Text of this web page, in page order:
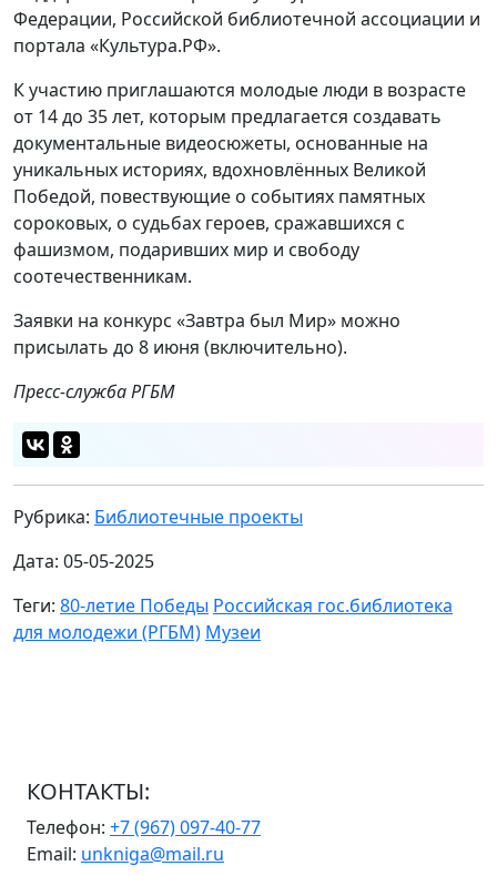
Федерации, Российской библиотечной ассоциации и
портала «Культура.РФ».
К участию приглашаются молодые люди в возрасте
от 14 до 35 лет, которым предлагается создавать
документальные видеосюжеты, основанные на
уникальных историях, вдохновлённых Великой
Победой, повествующие о событиях памятных
сороковых, о судьбах героев, сражавшихся с
фашизмом, подаривших мир и свободу
соотечественникам.
Заявки на конкурс «Завтра был Мир» можно
присылать до 8 июня (включительно).
Пресс-служба РГБМ
Рубрика: Библиотечные проекты
Дата: 05-05-2025
Теги: 80-летие Победы Российская гос.библиотека
для молодежи (РГБМ) Музеи
КОНТАКТЫ:
Телефон: +7 (967) 097-40-77
Email: unkniga@mail.ru